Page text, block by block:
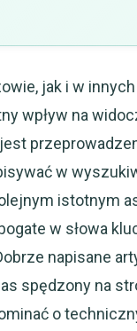
jak i w
wpływ na
w
istotnym
w słowa
napisane
spędzony na
o